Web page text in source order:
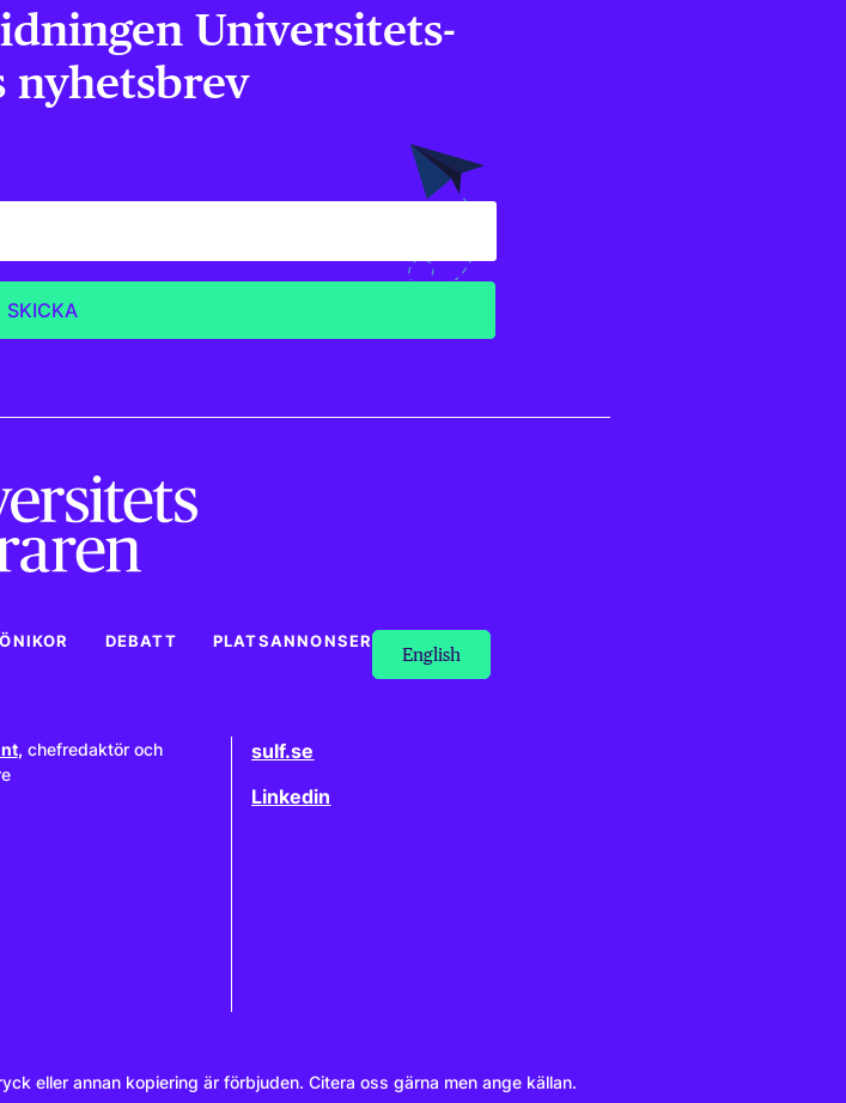
Universitets­
nyhetsbrev
DEBATT PLATSANNONSER
English
, chefredaktör och
sulf.se
Linkedin
eller annan kopiering är förbjuden. Citera oss gärna men ange källan.